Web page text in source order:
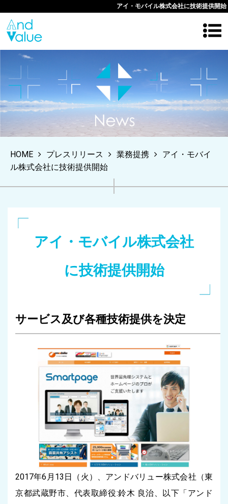
アイ・モバイル株式会社に技術提供開始
HOME プレスリリース 業務提携
アイ・モバイ
ル株式会社に技術提供開始
アイ・モバイル株式会社
に技術提供開始
サービス及び各種技術提供を決定
2017年6月13日（火）、アンドバリュー株式会社（東
京都武蔵野市、代表取締役:鈴木 良治、以下「アンド